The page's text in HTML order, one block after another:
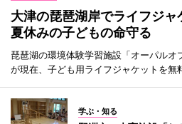
大津の琵琶湖岸でライフジ
夏休みの子どもの命守る
琵琶湖の環境体験学習施設「オーパルオ
が現在、子ども用ライフジャケットを無
学ぶ・知る